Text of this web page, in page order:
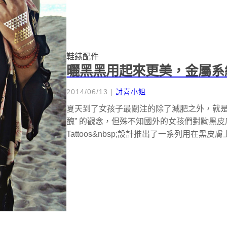
鞋錶配件
曬黑黑用起來更美，金屬
2014/06/13 |討喜小姐
夏天到了女孩子最關注的除了減肥之外，就
醜” 的觀念，但殊不知國外的女孩們對黝黑
Tattoos&nbsp;設計推出了一系列用在黑皮膚